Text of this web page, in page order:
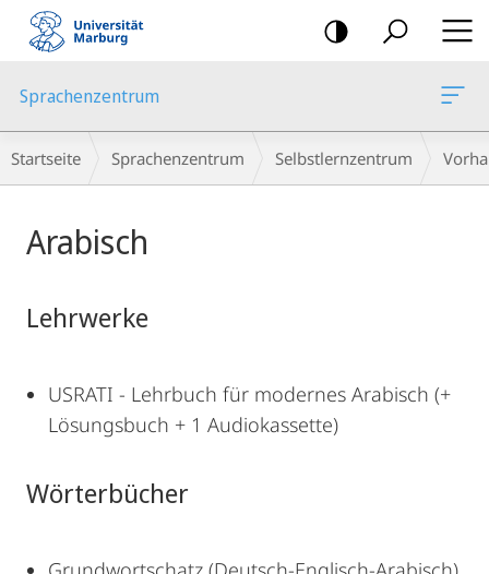
Mobile-
Navigation
Sprachenzentrum
Breadcrumb-
Navigation
Startseite Sprachenzentrum Selbstlernzentrum
Arabisch
Lehrwerke
USRATI - Lehrbuch für modernes Arabisch (+
Lösungsbuch + 1 Audiokassette)
Wörterbücher